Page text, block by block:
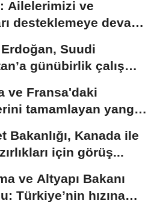
Ailelerimizi ve
desteklemeye devam
Suudi
günübirlik çalışma
ve Fransa'daki
tamamlayan yangın
Bakanlığı, Kanada ile
için görüş...
ve Altyapı Bakanı
Türkiye’nin hızına